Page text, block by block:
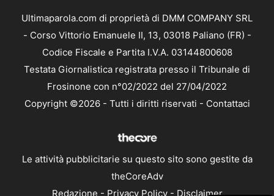
Ultimaparola.com di proprietà di DMM COMPANY SRL
- Corso Vittorio Emanuele II, 13, 03018 Paliano (FR) -
Codice Fiscale e Partita I.V.A. 03144800608
Testata Giornalistica registrata presso il Tribunale di
Frosinone con n°02/2022 del 27/04/2022
Copyright ©2026 - Tutti i diritti riservati - Contattaci
Le attività pubblicitarie su questo sito sono gestite da
theCoreAdv
Redazione - Privacy Policy- Disclaimer